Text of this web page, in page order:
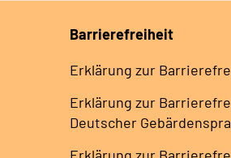
Barrierefreiheit
Erklärung zur
Erklärung zur
Deutscher